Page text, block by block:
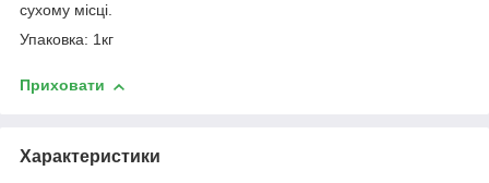
сухому місці.
Упаковка: 1кг
Приховати
Характеристики